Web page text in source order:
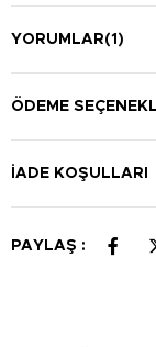
Kullanım Şekli:
Bir miktar
YORUMLAR(1)
ÖDEME
İADE KOŞULLARI
PAYLAŞ :